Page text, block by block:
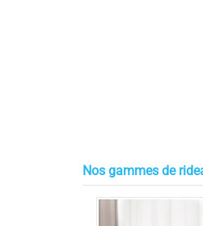
Nos gammes de